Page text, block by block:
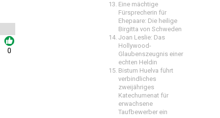
0
Eine mächtige
Fürsprecherin für
Ehepaare: Die heilige
Birgitta von Schweden
Joan Leslie: Das
Hollywood-
Glaubenszeugnis einer
echten Heldin
Bistum Huelva führt
verbindliches
zweijähriges
Katechumenat für
erwachsene
Taufbewerber ein